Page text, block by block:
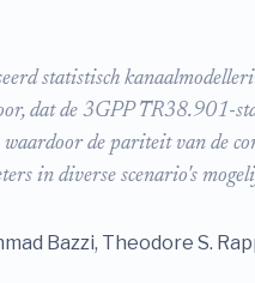
statistisch
dat de 3GPP TR38.901-
de pariteit van de
in diverse scenario's
Bazzi, Theodore S.